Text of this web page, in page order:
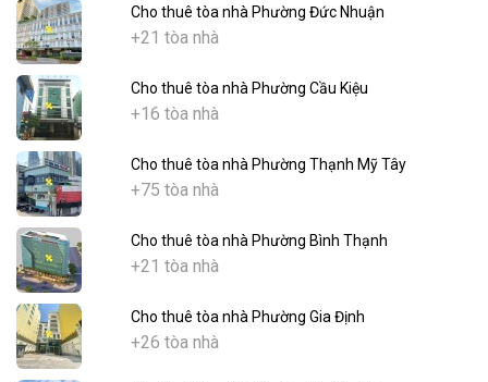
Cho thuê tòa nhà Phường Đức Nhuận
+21 tòa nhà
Cho thuê tòa nhà Phường Cầu Kiệu
+16 tòa nhà
Cho thuê tòa nhà Phường Thạnh Mỹ Tây
+75 tòa nhà
Cho thuê tòa nhà Phường Bình Thạnh
+21 tòa nhà
Cho thuê tòa nhà Phường Gia Định
+26 tòa nhà